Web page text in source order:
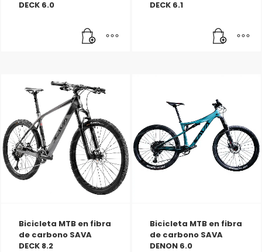
DECK 6.0 DECK 6.1
Bicicleta MTB en fibra
de carbono SAVA
DECK 8.2
Bicicleta MTB en fibra
de carbono SAVA
DENON 6.0